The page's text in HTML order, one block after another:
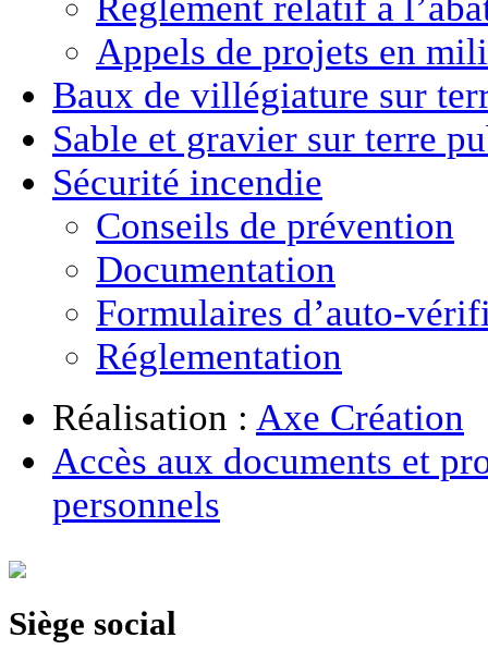
Règlement relatif à
Appels de projets en
Baux de villégiature sur
Sable et gravier sur terre
Sécurité incendie
Conseils de prévention
Documentation
Formulaires d’auto-
Réglementation
Réalisation : Axe Création
Accès aux documents et
personnels
Siège social